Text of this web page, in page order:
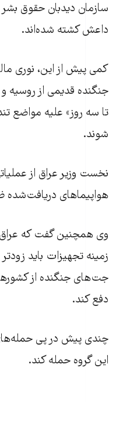
داعش کشته شده‌اند.
کمی‌ پیش از این، نوری
جنگنده قدیمی از روسیه
تا سه روز»‌ علیه مواضع
شوند.
نخست وزیر عراق از
هواپیماهای
وی همچنین گفت که
زمینه تجهیزات باید
جت‌های جنگنده از
دفع کند.
چندی پیش در پی حمله‌های
این گروه حمله کند.